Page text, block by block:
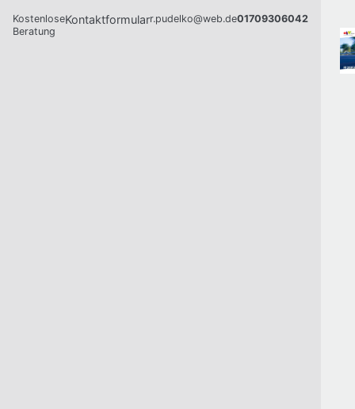
Kostenlose
Beratung
Kontaktformularr.pudelko@web.de01709306042